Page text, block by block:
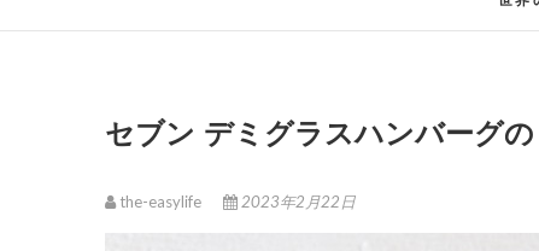
セブン デミグラスハンバーグ
the-easylife 2023年2月22日